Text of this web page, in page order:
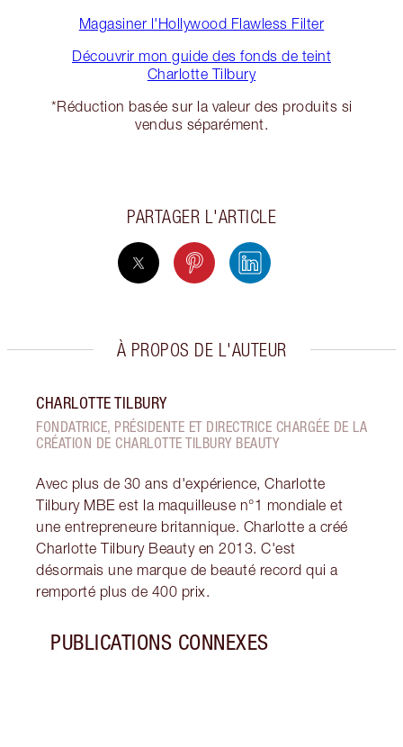
Magasiner l'Hollywood Flawless Filter
Découvrir mon guide des fonds de teint
Charlotte Tilbury
*Réduction basée sur la valeur des produits si
vendus séparément.
PARTAGER L'ARTICLE
À PROPOS DE L'AUTEUR
CHARLOTTE TILBURY
FONDATRICE, PRÉSIDENTE ET DIRECTRICE CHARGÉE DE LA
CRÉATION DE CHARLOTTE TILBURY BEAUTY
Avec plus de 30 ans d'expérience, Charlotte
Tilbury MBE est la maquilleuse n°1 mondiale et
une entrepreneure britannique. Charlotte a créé
Charlotte Tilbury Beauty en 2013. C'est
désormais une marque de beauté record qui a
remporté plus de 400 prix.
PUBLICATIONS CONNEXES